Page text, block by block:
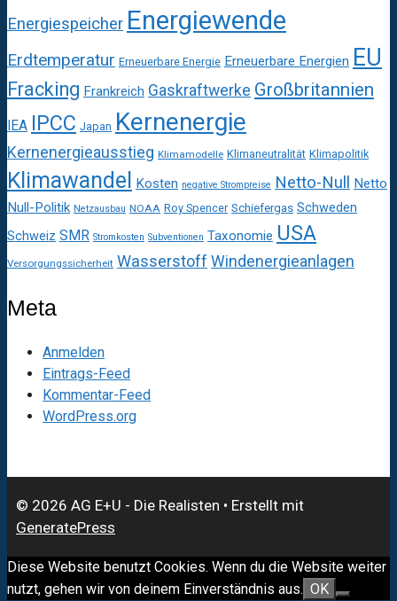
Energiespeicher Energiewende
Erdtemperatur Erneuerbare Energie Erneuerbare Energien EU
Fracking Frankreich Gaskraftwerke Großbritannien
IEA IPCC Japan Kernenergie
Kernenergieausstieg Klimamodelle Klimaneutralität Klimapolitik
Klimawandel Kosten negative Strompreise Netto-Null
Netto
Null-Politik Netzausbau NOAA Roy Spencer Schiefergas Schweden
Schweiz SMR Stromkosten Subventionen Taxonomie USA
Versorgungssicherheit Wasserstoff Windenergieanlagen
Meta
Anmelden
Eintrags-Feed
Kommentar-Feed
WordPress.org
© 2026 AG E+U - Die Realisten • Erstellt mit
GeneratePress
Diese Website benutzt Cookies. Wenn du die Website weiter
nutzt, gehen wir von deinem Einverständnis aus. OK